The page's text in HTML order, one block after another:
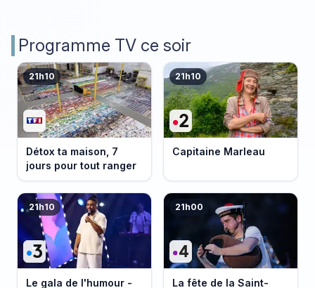
Programme TV ce soir
21h10
Détox ta maison, 7
jours pour tout ranger
21h10
Capitaine Marleau
21h10
Le gala de l'humour -
21h00
La fête de la Saint-